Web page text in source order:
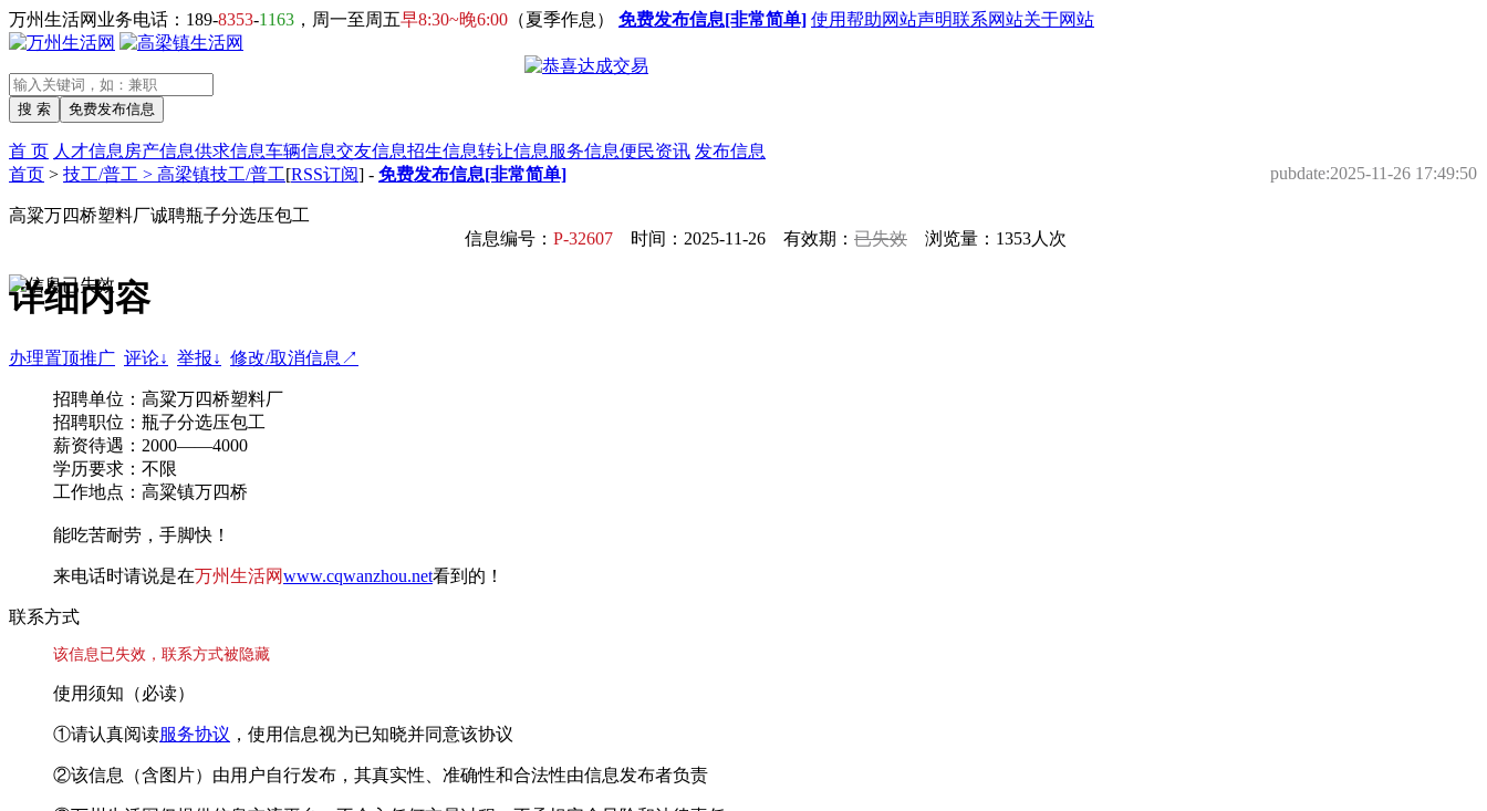
万州生活网业务电话：189-8353-1163 ，周一至周五早8:30~晚6:00 （夏季作息） 免费发布信息[非常简单] 使用帮助网站声明联系网站关于网站
首 页 人才信息 房产信息供求信息车辆信息交友信息招生信息转让信息 服务信息便民资讯 发布信息
首页 > 技工/普工 > 高梁镇技工/普工[RSS订阅] - 免费发布信息[非常简单] pubdate:2025-11-26 17:49:50
高粱万四桥塑料厂诚聘瓶子分选压包工
信息编号： P-32607 时间：2025-11-26 有效期： 已失效 浏览量：1353人次
详细内容
办理置顶推广 评论↓ 举报↓ 修改/取消信息↗
招聘单位：高粱万四桥塑料厂
招聘职位：瓶子分选压包工
薪资待遇：2000——4000
学历要求：不限
工作地点：高粱镇万四桥
能吃苦耐劳，手脚快！
来电话时请说是在万州生活网www.cqwanzhou.net看到的！
联系方式
该信息已失效，联系方式被隐藏
使用须知（必读）
①请认真阅读服务协议 ，使用信息视为已知晓并同意该协议
②该信息（含图片）由用户自行发布，其真实性、准确性和合法性由信息发布者负责